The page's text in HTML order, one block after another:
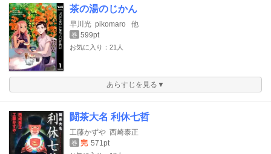
茶の湯のじかん
早川光 pikomaro 他
巻 599pt
お気に入り：21人
あらすじを見る▼
闘茶大名 利休七哲
工藤かずや 西崎泰正
巻 完 571pt